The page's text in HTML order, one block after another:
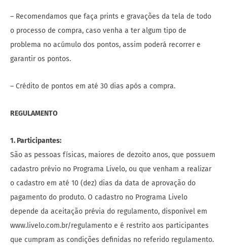
– Recomendamos que faça prints e gravações da tela de todo
o processo de compra, caso venha a ter algum tipo de
problema no acúmulo dos pontos, assim poderá recorrer e
garantir os pontos.
– Crédito de pontos em até 30 dias após a compra.
REGULAMENTO
1. Participantes:
São as pessoas físicas, maiores de dezoito anos, que possuem
cadastro prévio no Programa Livelo, ou que venham a realizar
o cadastro em até 10 (dez) dias da data de aprovação do
pagamento do produto. O cadastro no Programa Livelo
depende da aceitação prévia do regulamento, disponível em
www.livelo.com.br/regulamento e é restrito aos participantes
que cumpram as condições definidas no referido regulamento.